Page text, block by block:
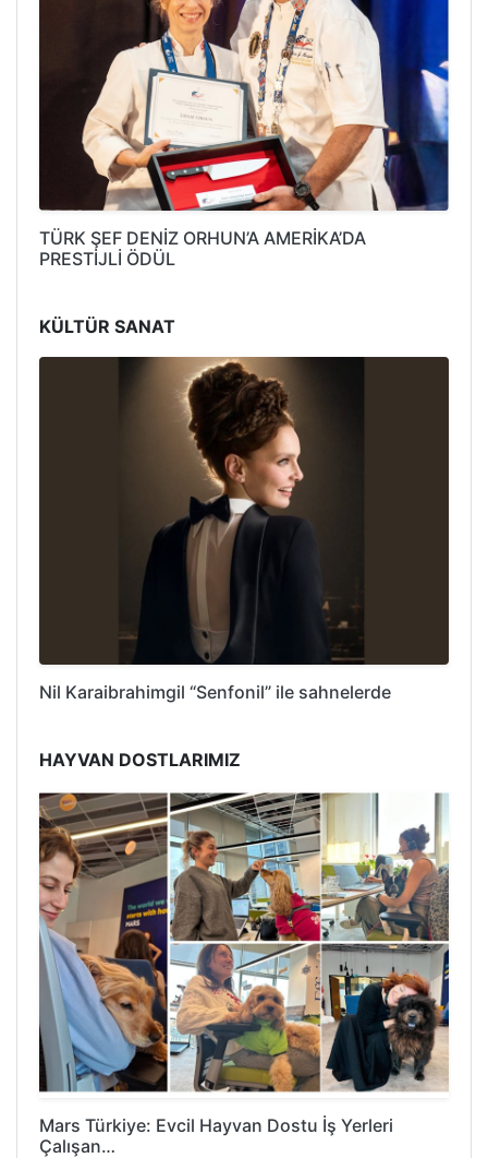
TÜRK ŞEF DENİZ ORHUN’A AMERİKA’DA
PRESTİJLİ ÖDÜL
KÜLTÜR SANAT
Nil Karaibrahimgil “Senfonil” ile sahnelerde
HAYVAN DOSTLARIMIZ
Mars Türkiye: Evcil Hayvan Dostu İş Yerleri
Çalışan…